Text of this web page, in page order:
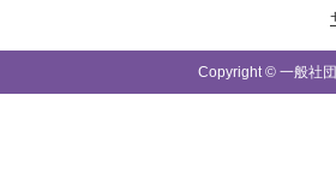
Copyright © 一般社